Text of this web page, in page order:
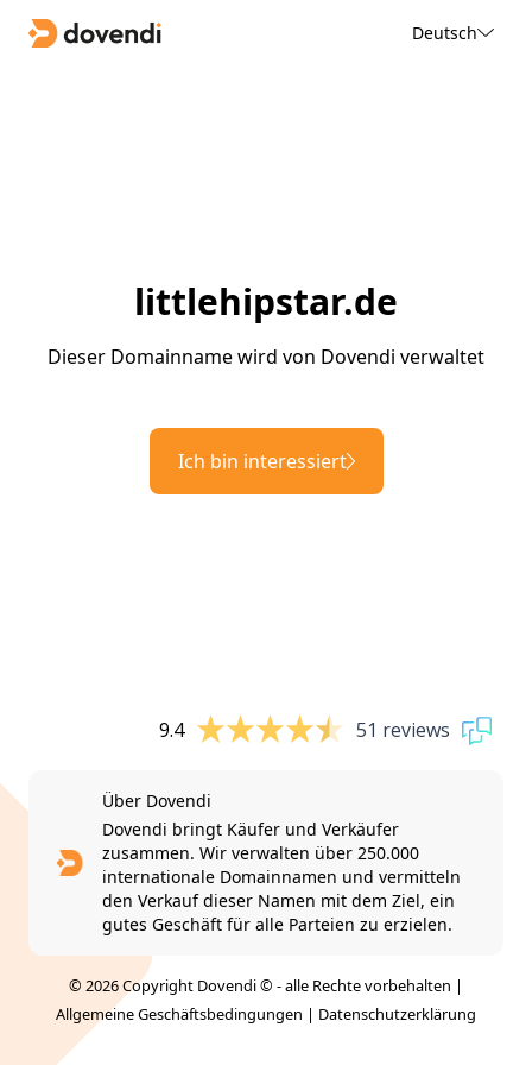
Deutsch
littlehipstar.de
Dieser Domainname wird von Dovendi verwaltet
Ich bin interessiert
9.4 51 reviews
Über Dovendi
Dovendi bringt Käufer und Verkäufer
zusammen. Wir verwalten über 250.000
internationale Domainnamen und vermitteln
den Verkauf dieser Namen mit dem Ziel, ein
gutes Geschäft für alle Parteien zu erzielen.
© 2026 Copyright Dovendi © - alle Rechte vorbehalten |
Allgemeine Geschäftsbedingungen | Datenschutzerklärung